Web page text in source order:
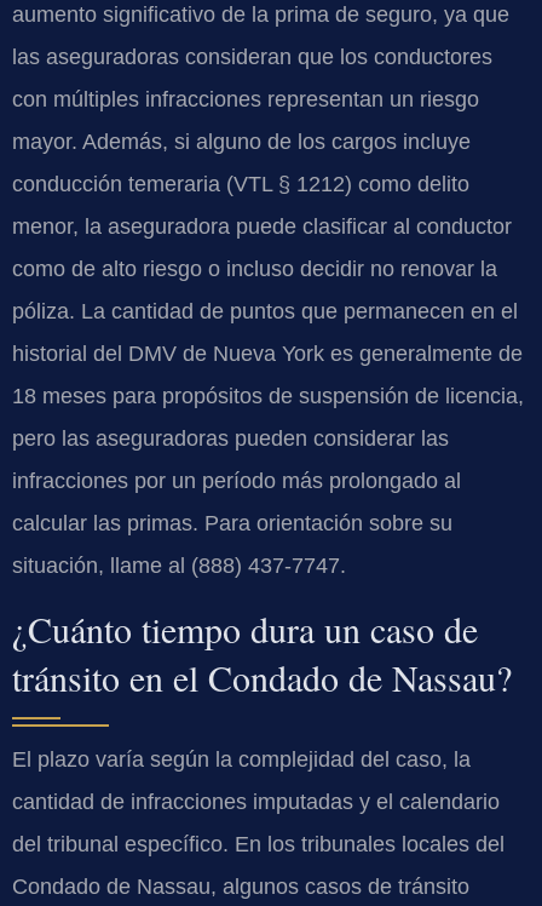
aumento significativo de la prima de seguro, ya que
las aseguradoras consideran que los conductores
con múltiples infracciones representan un riesgo
mayor. Además, si alguno de los cargos incluye
conducción temeraria (VTL § 1212) como delito
menor, la aseguradora puede clasificar al conductor
como de alto riesgo o incluso decidir no renovar la
póliza. La cantidad de puntos que permanecen en el
historial del DMV de Nueva York es generalmente de
18 meses para propósitos de suspensión de licencia,
pero las aseguradoras pueden considerar las
infracciones por un período más prolongado al
calcular las primas. Para orientación sobre su
situación, llame al (888) 437-7747.
¿Cuánto tiempo dura un caso de
tránsito en el Condado de Nassau?
El plazo varía según la complejidad del caso, la
cantidad de infracciones imputadas y el calendario
del tribunal específico. En los tribunales locales del
Condado de Nassau, algunos casos de tránsito